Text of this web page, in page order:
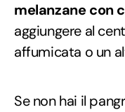
melanzane con
aggiungere al
affumicata o un
Se non hai il